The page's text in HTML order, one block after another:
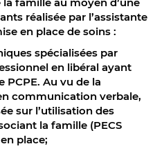
réalisée par l’assistante
en place de soins :
spécialisées par
en libéral ayant
Au vu de la
communication verbale,
sur l’utilisation des
la famille (PECS
place;